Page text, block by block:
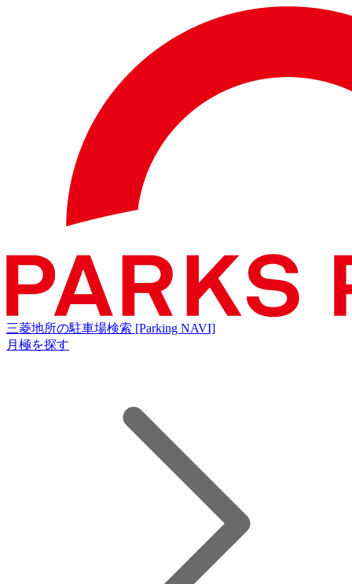
三菱地所の駐車場検索 [Parking NAVI]
月極を探す